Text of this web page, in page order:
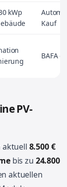
kWp
Kauf
BAFA
PV-
8.500 €
bis zu 24.800
aktuellen